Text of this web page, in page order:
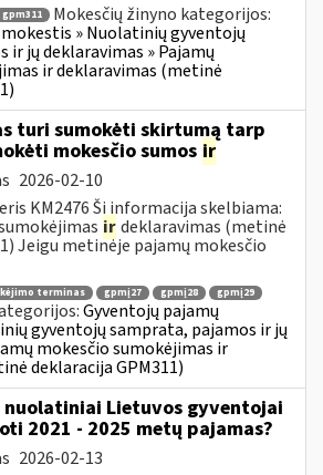
gpm311
Mokesčių žinyno kategorijos:
» Nuolatinių gyventojų
ir jų deklaravimas » Pajamų
ir deklaravimas (metinė
turi sumokėti skirtumą tarp
mokesčio sumos ir
2026-02-10
KM2476 Ši informacija skelbiama:
irdeklaravimas (metinė
Jeigu metinėje pajamų mokesčio
terminas gpmį27 gpmį28 gpmį29
Gyventojų pajamų
gyventojų samprata, pajamos ir jų
mokesčio sumokėjimas ir
deklaracija GPM311)
Lietuvos gyventojai
2021 - 2025 metų pajamas?
2026-02-13